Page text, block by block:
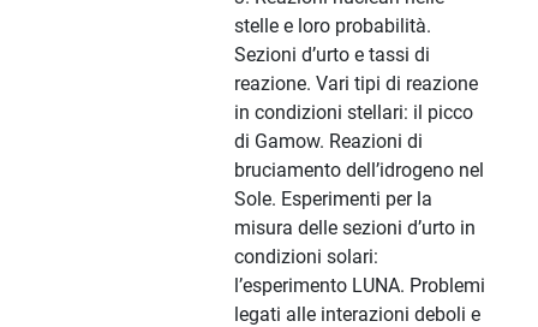
stelle e loro probabilità.
Sezioni d’urto e tassi di
reazione. Vari tipi di reazione
in condizioni stellari: il picco
di Gamow. Reazioni di
bruciamento dell’idrogeno nel
Sole. Esperimenti per la
misura delle sezioni d’urto in
condizioni solari:
l’esperimento LUNA. Problemi
legati alle interazioni deboli e